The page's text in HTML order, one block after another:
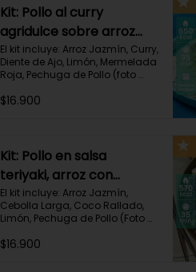
Grasas 14g | Proteínas 41g
Kit: Pollo al curry
agridulce sobre arroz
jazmín y zucchini
horneado-148
El kit incluye: Arroz Jazmín, Curry,
Diente de Ajo, Limón, Mermelada
Roja, Pechuga de Pollo (foto
Verde, Receta Impresa.
$16.900
Kit: Pollo en salsa
teriyaki, arroz con
ralladura de coco y
repollo salteado-143
El kit incluye: Arroz Jazmín,
Cebolla Larga, Coco Rallado,
Limón, Pechuga de Pollo (Foto
Teriyaki, Receta Impresa
$16.900